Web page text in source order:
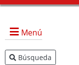
Menú
Búsqueda